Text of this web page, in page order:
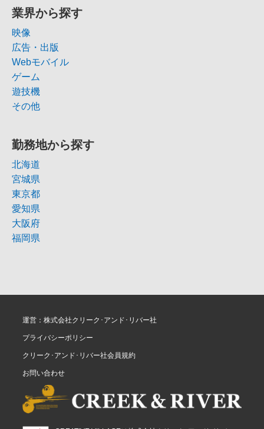
業界から探す
映像
広告・出版
Webモバイル
ゲーム
遊技機
その他
勤務地から探す
北海道
宮城県
東京都
愛知県
大阪府
福岡県
運営：株式会社クリーク･アンド･リバー社
プライバシーポリシー
クリーク･アンド･リバー社会員規約
お問い合わせ